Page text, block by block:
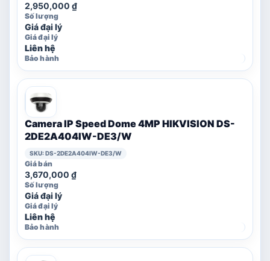
2,950,000 ₫
Giá đại lý
Liên hệ
Camera IP Speed Dome 4MP HIKVISION DS-
2DE2A404IW-DE3/W
SKU: DS-2DE2A404IW-DE3/W
3,670,000 ₫
Giá đại lý
Liên hệ